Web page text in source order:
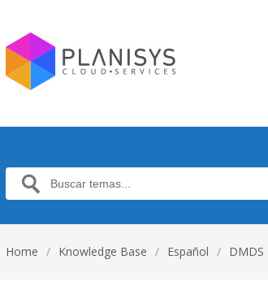
Home / Knowledge Base / Español / DMDS